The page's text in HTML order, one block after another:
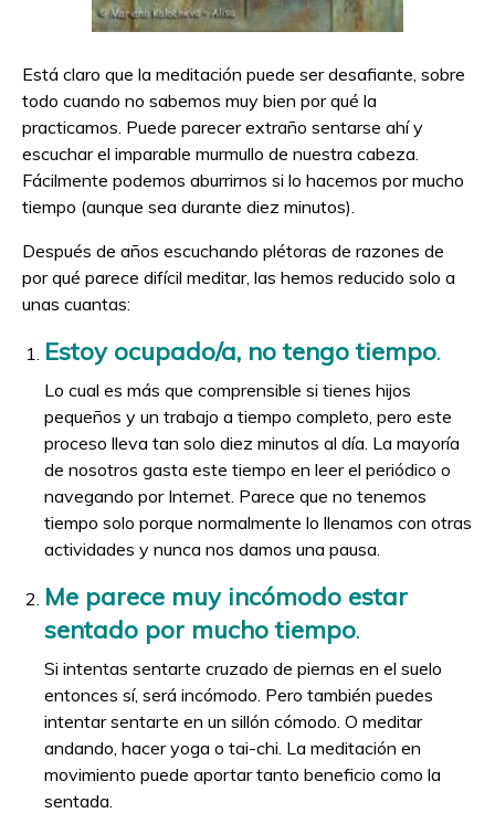
Está claro que la meditación puede ser desafiante, sobre
todo cuando no sabemos muy bien por qué la
practicamos. Puede parecer extraño sentarse ahí y
escuchar el imparable murmullo de nuestra cabeza.
Fácilmente podemos aburrirnos si lo hacemos por mucho
tiempo (aunque sea durante diez minutos).
Después de años escuchando plétoras de razones de
por qué parece difícil meditar, las hemos reducido solo a
unas cuantas:
Estoy ocupado/a, no tengo tiempo.
Lo cual es más que comprensible si tienes hijos
pequeños y un trabajo a tiempo completo, pero este
proceso lleva tan solo diez minutos al día. La mayoría
de nosotros gasta este tiempo en leer el periódico o
navegando por Internet. Parece que no tenemos
tiempo solo porque normalmente lo llenamos con otras
actividades y nunca nos damos una pausa.
Me parece muy incómodo estar
sentado por mucho tiempo.
Si intentas sentarte cruzado de piernas en el suelo
entonces sí, será incómodo. Pero también puedes
intentar sentarte en un sillón cómodo. O meditar
andando, hacer yoga o tai-chi. La meditación en
movimiento puede aportar tanto beneficio como la
sentada.